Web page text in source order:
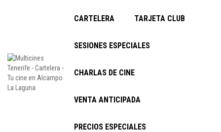
CARTELERA TARJETA CLUB
SESIONES ESPECIALES
CHARLAS DE CINE
VENTA ANTICIPADA
PRECIOS ESPECIALES